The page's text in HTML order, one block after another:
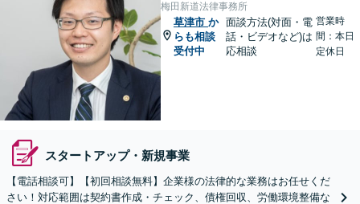
梅田新道法律事務所
草津市 か
らも相談
受付中
面談方法(対面・電
話・ビデオなど)は
応相談
営業時
間：本日
定休日
スタートアップ・新規事業
【電話相談可】【初回相談無料】企業様の法律的な業務はお任せくだ
さい！対応範囲は契約書作成・チェック、債権回収、労働環境整備な